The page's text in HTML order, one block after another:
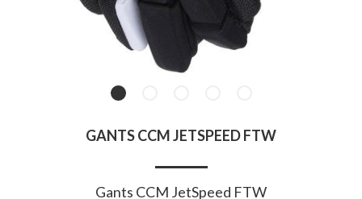
GANTS CCM JETSPEED FTW
Gants CCM JetSpeed FTW